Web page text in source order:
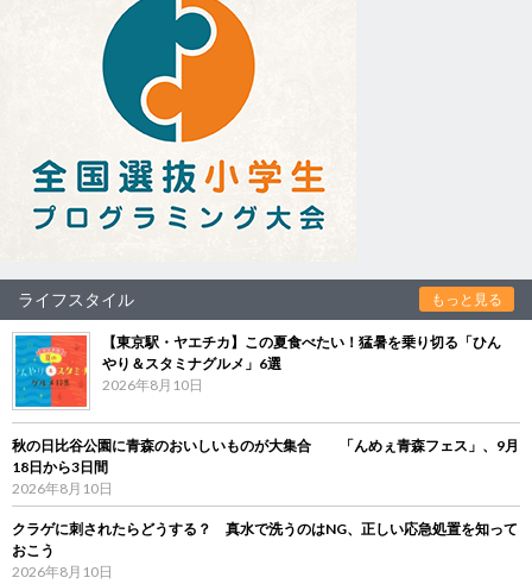
ライフスタイル もっと見る
【東京駅・ヤエチカ】この夏食べたい！猛暑を乗り切る「ひん
やり＆スタミナグルメ」6選
2026年8月10日
秋の日比谷公園に青森のおいしいものが大集合 「んめぇ青森フェス」、9月
18日から3日間
2026年8月10日
クラゲに刺されたらどうする？ 真水で洗うのはNG、正しい応急処置を知って
おこう
2026年8月10日